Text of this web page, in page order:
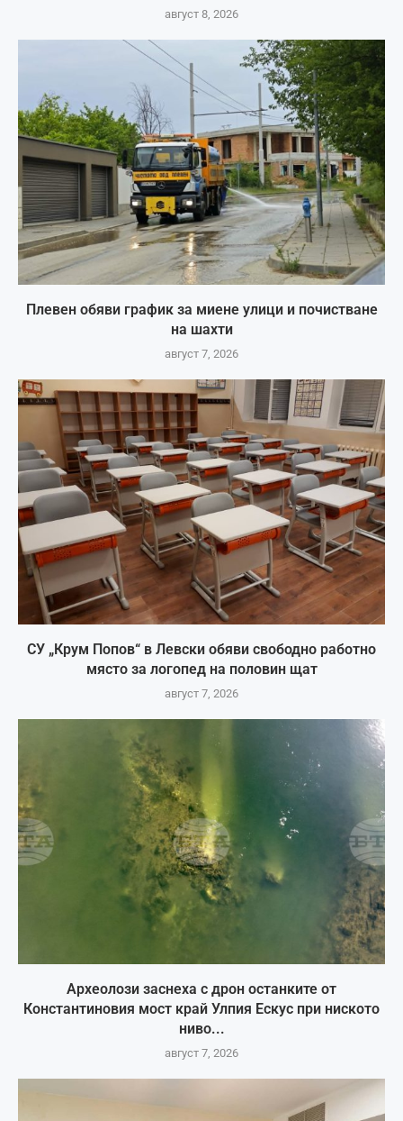
август 8, 2026
Плевен обяви график за миене улици и почистване
на шахти
август 7, 2026
СУ „Крум Попов“ в Левски обяви свободно работно
място за логопед на половин щат
август 7, 2026
Археолози заснеха с дрон останките от
Константиновия мост край Улпия Ескус при ниското
ниво...
август 7, 2026